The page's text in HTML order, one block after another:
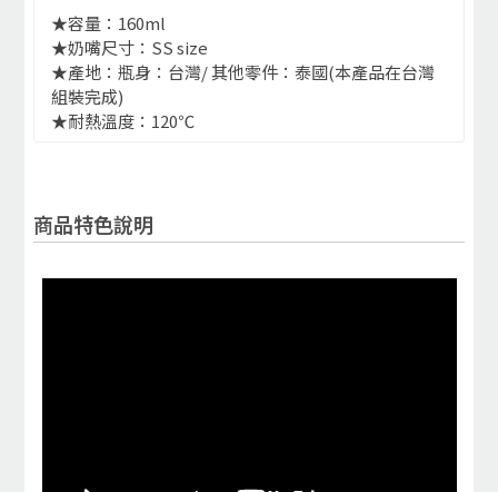
★容量：160ml
★奶嘴尺寸：SS size
★產地：瓶身：台灣/ 其他零件：泰國(本產品在台灣
組裝完成)
★耐熱溫度：120℃
商品特色說明